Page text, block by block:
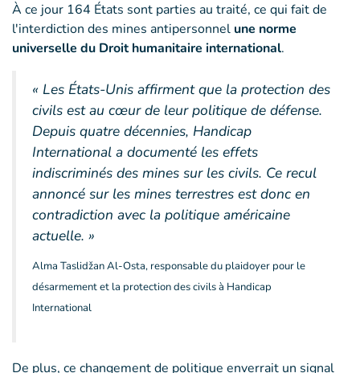
À ce jour 164 États sont parties au traité, ce qui fait de
l'interdiction des mines antipersonnel une norme
universelle du Droit humanitaire international.
« Les États-Unis affirment que la protection des
civils est au cœur de leur politique de défense.
Depuis quatre décennies, Handicap
International a documenté les effets
indiscriminés des mines sur les civils. Ce recul
annoncé sur les mines terrestres est donc en
contradiction avec la politique américaine
actuelle. »
Alma Taslidžan Al-Osta, responsable du plaidoyer pour le
désarmement et la protection des civils à Handicap
International
De plus, ce changement de politique enverrait un signal